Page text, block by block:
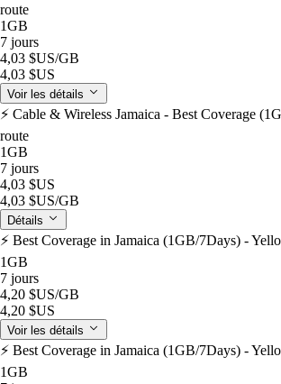
route
1GB
7 jours
4,03 $US/GB
4,03 $US
Voir les détails
⚡️ Cable & Wireless Jamaica - Best Coverage
route
1GB
7 jours
4,03 $US
4,03 $US/GB
Détails
⚡️ Best Coverage in Jamaica (1GB/7Days) -
1GB
7 jours
4,20 $US/GB
4,20 $US
Voir les détails
⚡️ Best Coverage in Jamaica (1GB/7Days) -
1GB